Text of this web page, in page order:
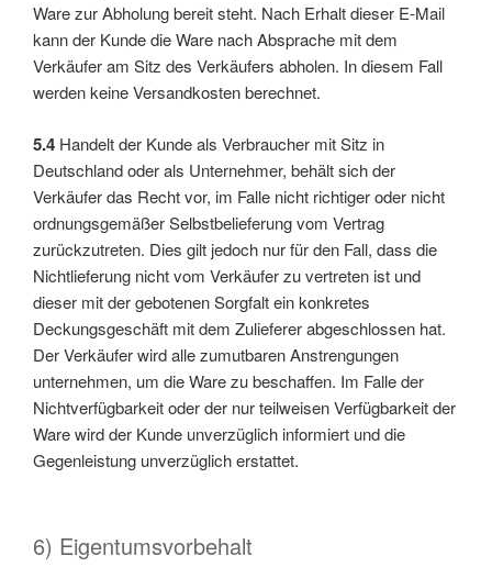
Ware zur Abholung bereit steht. Nach Erhalt dieser E-Mail
kann der Kunde die Ware nach Absprache mit dem
Verkäufer am Sitz des Verkäufers abholen. In diesem Fall
werden keine Versandkosten berechnet.
5.4 Handelt der Kunde als Verbraucher mit Sitz in
Deutschland oder als Unternehmer, behält sich der
Verkäufer das Recht vor, im Falle nicht richtiger oder nicht
ordnungsgemäßer Selbstbelieferung vom Vertrag
zurückzutreten. Dies gilt jedoch nur für den Fall, dass die
Nichtlieferung nicht vom Verkäufer zu vertreten ist und
dieser mit der gebotenen Sorgfalt ein konkretes
Deckungsgeschäft mit dem Zulieferer abgeschlossen hat.
Der Verkäufer wird alle zumutbaren Anstrengungen
unternehmen, um die Ware zu beschaffen. Im Falle der
Nichtverfügbarkeit oder der nur teilweisen Verfügbarkeit der
Ware wird der Kunde unverzüglich informiert und die
Gegenleistung unverzüglich erstattet.
6) Eigentumsvorbehalt